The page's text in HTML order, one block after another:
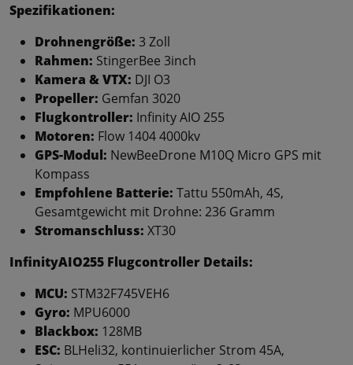
Spezifikationen:
Drohnengröße: 3 Zoll
Rahmen: StingerBee 3inch
Kamera & VTX: DJI O3
Propeller: Gemfan 3020
Flugkontroller: Infinity AIO 255
Motoren: Flow 1404 4000kv
GPS-Modul: NewBeeDrone M10Q Micro GPS mit
Kompass
Empfohlene Batterie: Tattu 550mAh, 4S,
Gesamtgewicht mit Drohne: 236 Gramm
Stromanschluss: XT30
InfinityAIO255 Flugcontroller Details:
MCU: STM32F745VEH6
Gyro: MPU6000
Blackbox: 128MB
ESC: BLHeli32, kontinuierlicher Strom 45A,